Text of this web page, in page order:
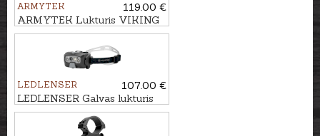
ARMYTEK
119.00 €
ARMYTEK Lukturis VIKING
PRO
LEDLENSER
107.00 €
LEDLENSER Galvas lukturis
HF8R CORE